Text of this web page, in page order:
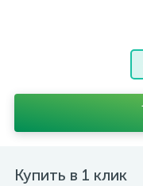
Купить в 1 клик